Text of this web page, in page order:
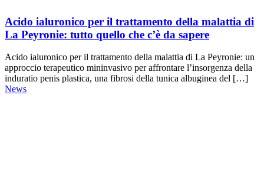
Acido ialuronico per il trattamento della malattia di
La Peyronie: tutto quello che c’è da sapere
Acido ialuronico per il trattamento della malattia di La Peyronie: un
approccio terapeutico mininvasivo per affrontare l’insorgenza della
induratio penis plastica, una fibrosi della tunica albuginea del […]
News